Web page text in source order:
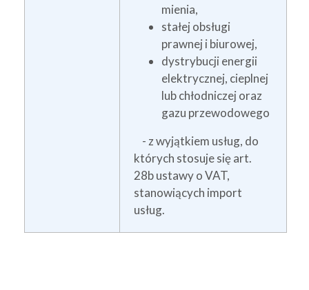
mienia,
stałej obsługi
prawnej i biurowej,
dystrybucji energii
elektrycznej, cieplnej
lub chłodniczej oraz
gazu przewodowego
- z wyjątkiem usług, do
których stosuje się art.
28b ustawy o VAT,
stanowiących import
usług.